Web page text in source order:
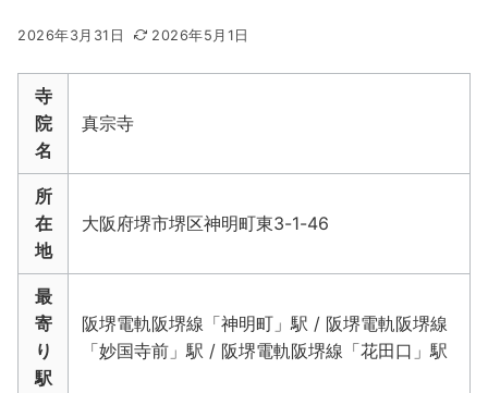
2026年3月31日 2026年5月1日
寺
院
名
真宗寺
所
在
地
大阪府堺市堺区神明町東3-1-46
最
寄
り
駅
阪堺電軌阪堺線「神明町」駅 / 阪堺電軌阪堺線
「妙国寺前」駅 / 阪堺電軌阪堺線「花田口」駅